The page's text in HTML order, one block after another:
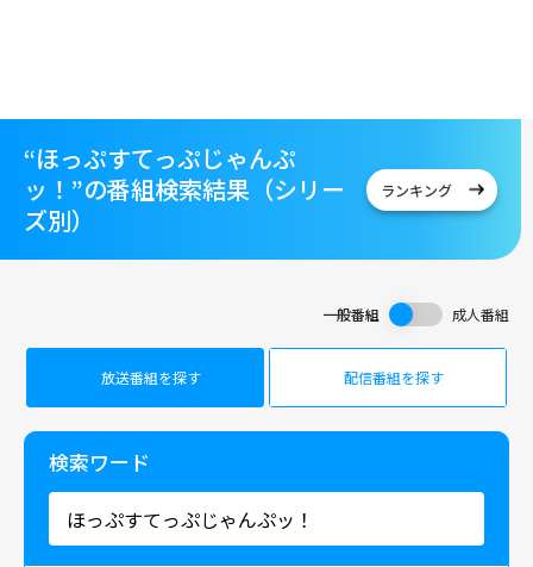
“ほっぷすてっぷじゃんぷ
ッ！”の番組検索結果（シリー
ズ別）
ランキング
一般番組 成人番組
放送番組を探す 配信番組を探す
検索ワード